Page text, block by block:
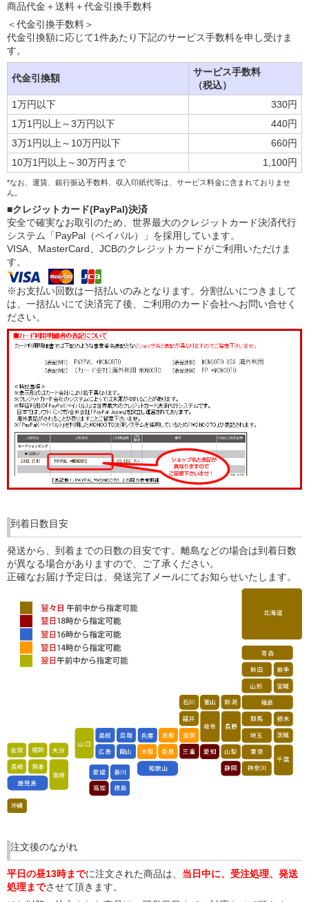
商品代金＋送料＋代金引換手数料
＜代金引換手数料＞
代金引換額に応じて1件あたり下記のサービス手数料を申し受けま
す。
代金引換額
サービス手数料
（税込）
1万円以下
330円
1万1円以上～3万円以下
440円
3万1円以上～10万円以下
660円
10万1円以上～30万円まで
1,100円
*なお、運賃、銀行振込手数料、収入印紙代等は、サービス料金に含まれておりませ
ん。
■クレジットカード(PayPal)決済
安全で確実なお取引のため、世界最大のクレジットカード決済代行
システム「PayPal（ペイパル）」を採用しています。
VISA、MasterCard、JCBのクレジットカードがご利用いただけま
す。
※お支払い回数は一括払いのみとなります。分割払いにつきまして
は、一括払いにて決済完了後、ご利用のカード会社へお問い合せく
ださい。
到着日数目安
発送から、到着までの日数の目安です。離島などの場合は到着日数
が異なる場合がありますので、ご了承ください。
正確なお届け予定日は、発送完了メールにてお知らせいたします。
注文後のながれ
平日の昼13時までに注文された商品は、 当日中に、受注処理、発送
処理までさせて頂きます。